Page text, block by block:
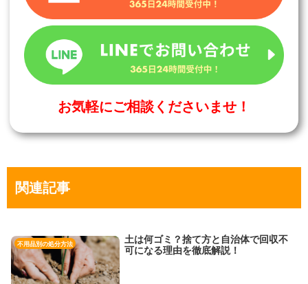
お気軽にご相談くださいませ！
関連記事
不用品別の処分方法
土は何ゴミ？捨て方と自治体で回収不
可になる理由を徹底解説！